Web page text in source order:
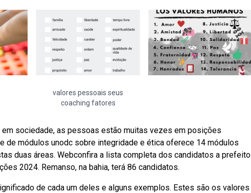
valores pessoais seus
coaching fatores
sociedade, as pessoas estão muitas vezes em posições
de módulos unodc sobre integridade e ética oferece 14 módulos
duas áreas. Webconfira a lista completa dos candidatos a prefeito
2024. Remanso, na bahia, terá 86 candidatos.
de cada um deles e alguns exemplos. Estes são os valores